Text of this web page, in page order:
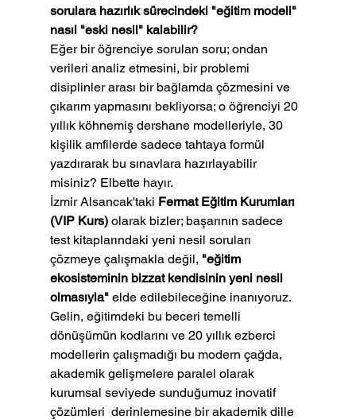
sorulara hazırlık sürecindeki "eğitim modeli"
nasıl "eski nesil" kalabilir?
Eğer bir öğrenciye sorulan soru; ondan
verileri analiz etmesini, bir problemi
disiplinler arası bir bağlamda çözmesini ve
çıkarım yapmasını bekliyorsa; o öğrenciyi 20
yıllık köhnemiş dershane modelleriyle, 30
kişilik amfilerde sadece tahtaya formül
yazdırarak bu sınavlara hazırlayabilir
misiniz? Elbette hayır.
İzmir Alsancak'taki Fermat Eğitim Kurumları
(VIP Kurs) olarak bizler; başarının sadece
test kitaplarındaki yeni nesil soruları
çözmeye çalışmakla değil, "eğitim
ekosisteminin bizzat kendisinin yeni nesil
olmasıyla" elde edilebileceğine inanıyoruz.
Gelin, eğitimdeki bu beceri temelli
dönüşümün kodlarını ve 20 yıllık ezberci
modellerin çalışmadığı bu modern çağda,
akademik gelişmelere paralel olarak
kurumsal seviyede sunduğumuz inovatif
çözümleri  derinlemesine bir akademik dille